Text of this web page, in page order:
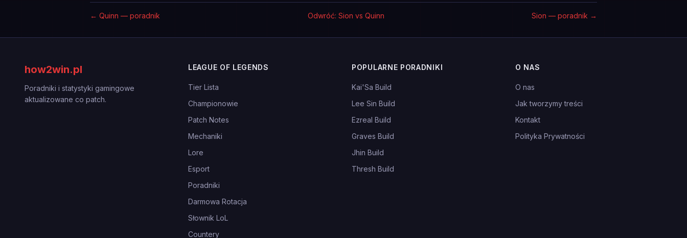
← Quinn — poradnik Odwróć: Sion vs Quinn Sion — poradnik →
how2win.pl
Poradniki i statystyki gamingowe
aktualizowane co patch.
LEAGUE OF LEGENDS
Tier Lista
Championowie
Patch Notes
Mechaniki
Lore
Esport
Poradniki
Darmowa Rotacja
Słownik LoL
Countery
POPULARNE PORADNIKI
Kai'Sa Build
Lee Sin Build
Ezreal Build
Graves Build
Jhin Build
Thresh Build
O NAS
O nas
Jak tworzymy treści
Kontakt
Polityka Prywatności